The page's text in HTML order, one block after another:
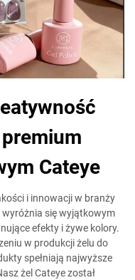
Cateye
i innowacji w branży
wyróżnia się wyjątkowym
efekty i żywe kolory.
w produkcji żelu do
spełniają najwyższe
żel Cateye został